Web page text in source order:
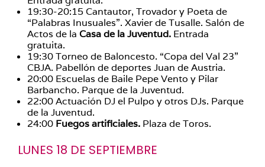
19:30-20:15 Cantautor, Trovador y Poeta de
“Palabras Inusuales”. Xavier de Tusalle. Salón de
Actos de la Casa de la Juventud. Entrada
gratuita.
19:30 Torneo de Baloncesto. “Copa del Val 23”
CBJA. Pabellón de deportes Juan de Austria.
20:00 Escuelas de Baile Pepe Vento y Pilar
Barbancho. Parque de la Juventud.
22:00 Actuación DJ el Pulpo y otros DJs. Parque
de la Juventud.
24:00 Fuegos artificiales. Plaza de Toros.
LUNES 18 DE SEPTIEMBRE